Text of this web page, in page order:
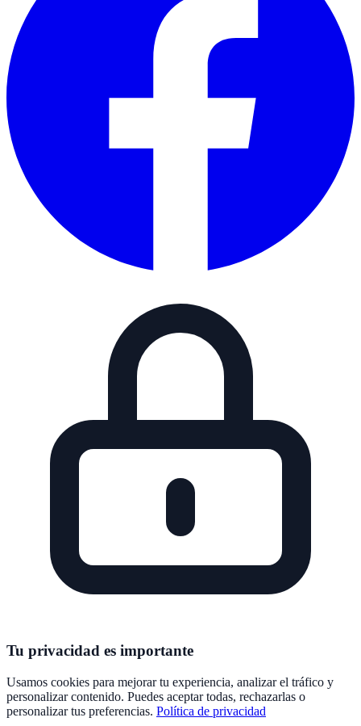
Tu privacidad es importante
Usamos cookies para mejorar tu experiencia, analizar el tráfico y
personalizar contenido. Puedes aceptar todas, rechazarlas o
personalizar tus preferencias. Política de privacidad